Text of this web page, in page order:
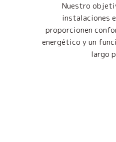
Nuestro
instalaciones
proporcionen
energético y un
largo